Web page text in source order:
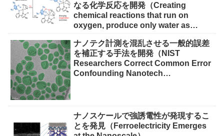
なる化学反応を開発（Creating
chemical reactions that run on
oxygen, produce only water as
ナノテク計測を混乱させる一般的誤差
を補正する手法を開発（NIST
Researchers Correct Common Error
Confounding Nanotech
ナノスケールで強誘電性が発現するこ
とを発見（Ferroelectricity Emerges